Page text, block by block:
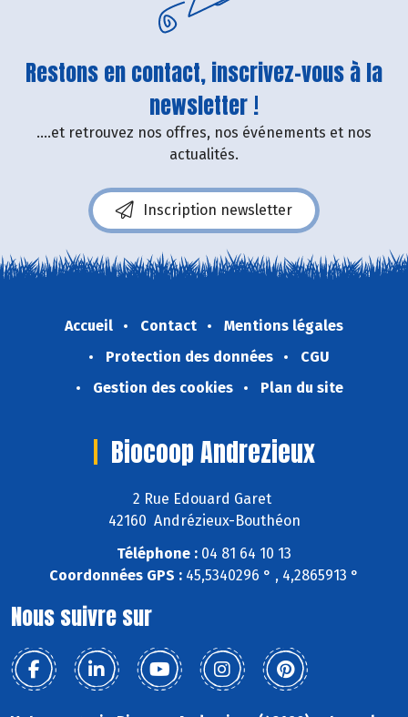
Restons en contact, inscrivez-vous à la
newsletter !
....et retrouvez nos offres, nos événements et nos
actualités.
Inscription newsletter
Accueil Contact
Mentions légales
Protection des données
CGU
Gestion des cookies
Plan du site
Biocoop Andrezieux
2 Rue Edouard Garet
42160 Andrézieux-Bouthéon
Téléphone : 04 81 64 10 13
Coordonnées GPS : 45,5340296 ° , 4,2865913 °
Nous suivre sur